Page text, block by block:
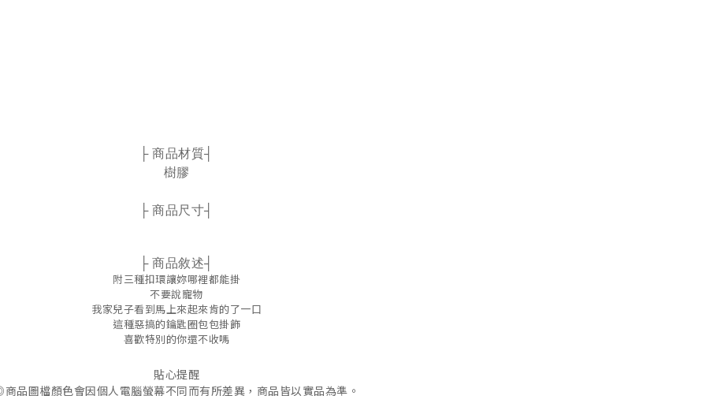
├ 商品材質┤
樹膠
├ 商品尺寸┤
├ 商品敘述┤
附三種扣環讓妳哪裡都能掛
不要說寵物
我家兒子看到馬上來起來肯的了一口
這種惡搞的鑰匙圈包包掛飾
喜歡特別的你還不收嗎
貼心提醒
品圖檔顏色會因個人電腦螢幕不同而有所差異，商品皆以實品為準。